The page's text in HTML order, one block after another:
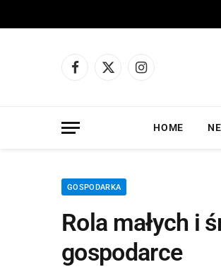
Facebook
X
Instagram
HOME
GOSPODARKA
Rola małych i
gospodarce